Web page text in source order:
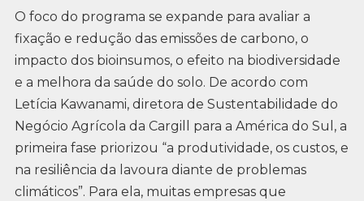
O foco do programa se expande para avaliar a
fixação e redução das emissões de carbono, o
impacto dos bioinsumos, o efeito na biodiversidade
e a melhora da saúde do solo. De acordo com
Letícia Kawanami, diretora de Sustentabilidade do
Negócio Agrícola da Cargill para a América do Sul, a
primeira fase priorizou “a produtividade, os custos, e
na resiliência da lavoura diante de problemas
climáticos”. Para ela, muitas empresas que